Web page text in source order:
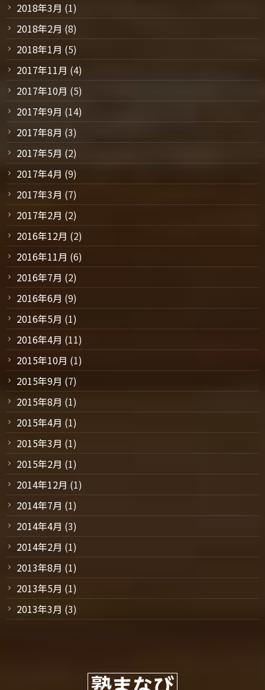
2018年3月 (1)
2018年2月 (8)
2018年1月 (5)
2017年11月 (4)
2017年10月 (5)
2017年9月 (14)
2017年8月 (3)
2017年5月 (2)
2017年4月 (9)
2017年3月 (7)
2017年2月 (2)
2016年12月 (2)
2016年11月 (6)
2016年7月 (2)
2016年6月 (9)
2016年5月 (1)
2016年4月 (11)
2015年10月 (1)
2015年9月 (7)
2015年8月 (1)
2015年4月 (1)
2015年3月 (1)
2015年2月 (1)
2014年12月 (1)
2014年7月 (1)
2014年4月 (3)
2014年2月 (1)
2013年8月 (1)
2013年5月 (1)
2013年3月 (3)